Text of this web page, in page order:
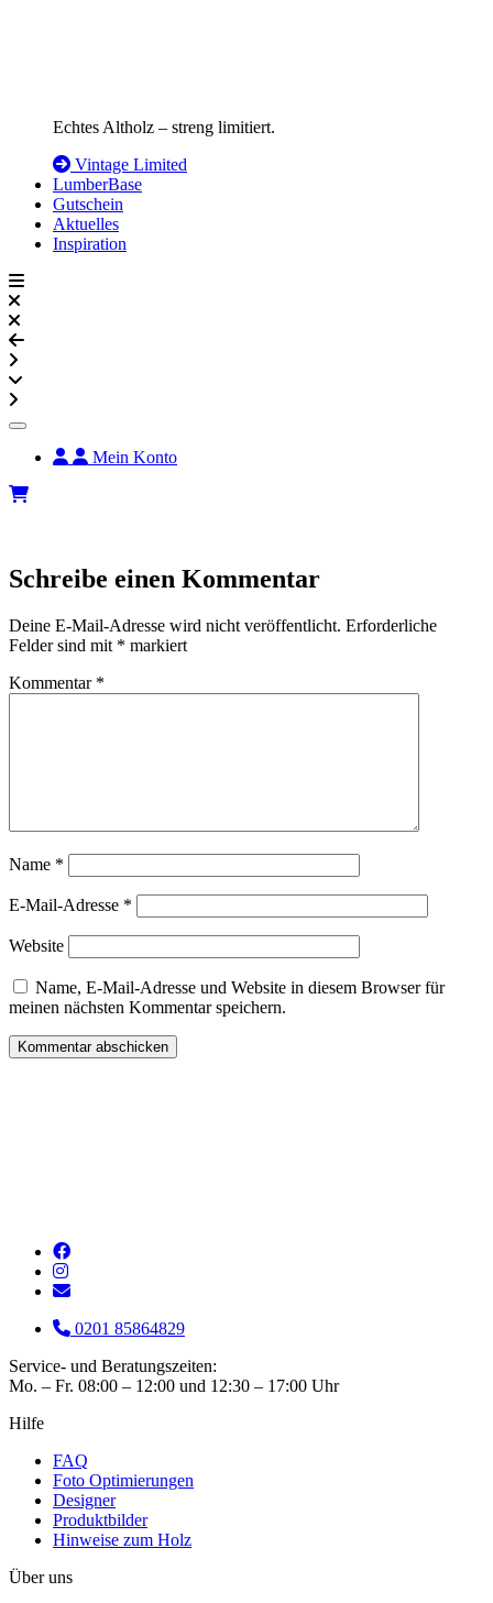
Echtes Altholz – streng limitiert.
Vintage Limited
LumberBase
Gutschein
Aktuelles
Inspiration
Mein Konto
Schreibe einen Kommentar
Deine E-Mail-Adresse wird nicht veröffentlicht. Erforderliche
Felder sind mit * markiert
Kommentar *
Name *
E-Mail-Adresse *
Website
Name, E-Mail-Adresse und Website in diesem Browser für
meinen nächsten Kommentar speichern.
0201 85864829
Service- und Beratungszeiten:
Mo. – Fr. 08:00 – 12:00 und 12:30 – 17:00 Uhr
Hilfe
FAQ
Foto Optimierungen
Designer
Produktbilder
Hinweise zum Holz
Über uns